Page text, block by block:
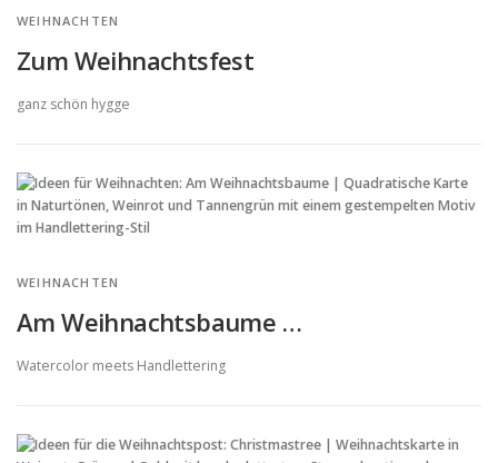
WEIHNACHTEN
Zum Weihnachtsfest
ganz schön hygge
WEIHNACHTEN
Am Weihnachtsbaume …
Watercolor meets Handlettering